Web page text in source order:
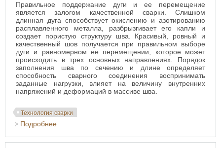
Правильное поддержание дуги и ее перемещение
является залогом качественной сварки. Слишком
длинная дуга способствует окислению и азотированию
расплавленного металла, разбрызгивает его капли и
создает пористую структуру шва. Красивый, ровный и
качественный шов получается при правильном выборе
дуги и равномерном ее перемещении, которое может
происходить в трех основных направлениях. Порядок
заполнения шва по сечению и длине определяет
способность сварного соединения воспринимать
заданные нагрузки, влияет на величину внутренних
напряжений и деформаций в массиве шва.
Технология сварки
Подробнее